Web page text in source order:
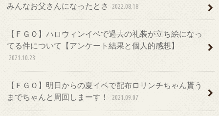
みんなお父さんになったとさ 2022.08.18
【ＦＧＯ】ハロウィンイベで過去の礼装が立ち絵になっ
てる件について【アンケート結果と個人的感想】
2021.10.23
【ＦＧＯ】明日からの夏イベで配布ロリンチちゃん貰う
までちゃんと周回しまーす！
2021.09.07